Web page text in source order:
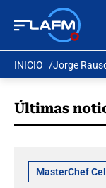
INICIO Jorge
Últimas
MasterChef